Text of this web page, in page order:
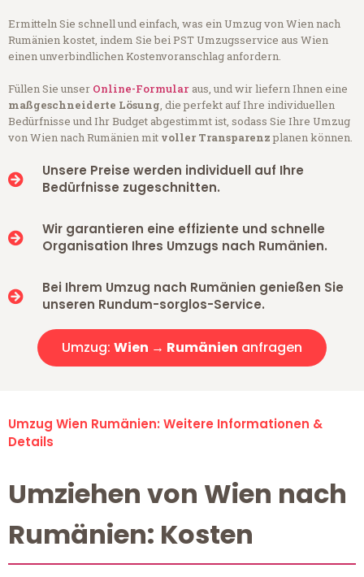
Ermitteln Sie schnell und einfach, was ein Umzug von Wien nach
Rumänien kostet, indem Sie bei PST Umzugsservice aus Wien
einen unverbindlichen Kostenvoranschlag anfordern.
Füllen Sie unser Online-Formular aus, und wir liefern Ihnen eine
maßgeschneiderte Lösung, die perfekt auf Ihre individuellen
Bedürfnisse und Ihr Budget abgestimmt ist, sodass Sie Ihre Umzug
von Wien nach Rumänien mit voller Transparenzplanen können.
Unsere Preise werden individuell auf Ihre
Bedürfnisse zugeschnitten.
Wir garantieren eine effiziente und schnelle
Organisation Ihres Umzugs nach Rumänien.
Bei Ihrem Umzug nach Rumänien genießen Sie
unseren Rundum-sorglos-Service.
Umzug: Wien → Rumänien anfragen
Umzug Wien Rumänien: Weitere Informationen &
Details
Umziehen von Wien nach
Rumänien: Kosten